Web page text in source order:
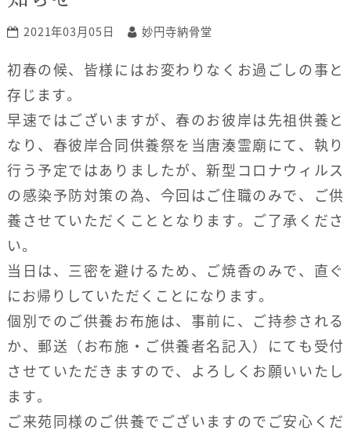
2021年03月05日 妙円寺納骨堂
初春の候、皆様にはお変わりなくお過ごしの事と
存じます。
早速ではございますが、春のお彼岸は先祖供養と
なり、春彼岸合同供養祭を当唐湊霊廟にて、執り
行う予定ではありましたが、新型コロナウィルス
の感染予防対策の為、今回はご住職のみで、ご供
養させていただくこととなります。ご了承くださ
い。
当日は、三密を避けるため、ご焼香のみで、直ぐ
にお帰りしていただくことになります。
個別でのご供養お布施は、事前に、ご持参される
か、郵送（お布施・ご供養者名記入）にても受付
させていただきますので、よろしくお願いいたし
ます。
ご来苑同様のご供養でございますのでご安心くだ